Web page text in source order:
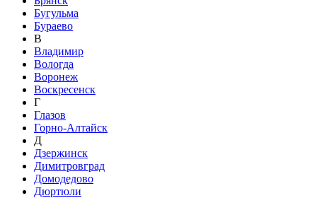
Бугульма
Бураево
В
Владимир
Вологда
Воронеж
Воскресенск
Г
Глазов
Горно-Алтайск
Д
Дзержинск
Димитровград
Домодедово
Дюртюли